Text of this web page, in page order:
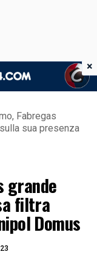
Fabregas
sua presenza
grande
filtra
Domus
×